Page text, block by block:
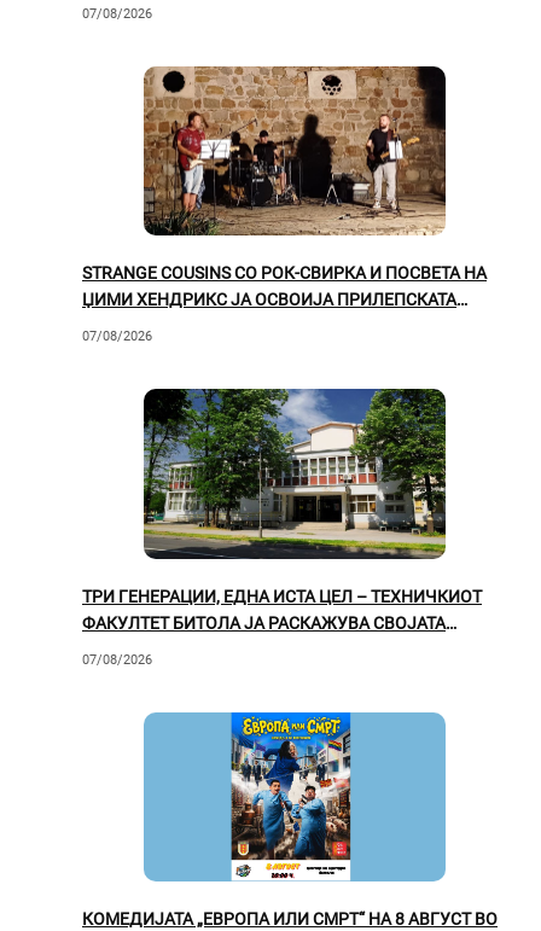
07/08/2026
STRANGE COUSINS СО РОК-СВИРКА И ПОСВЕТА НА
ЏИМИ ХЕНДРИКС ЈА ОСВОИЈА ПРИЛЕПСКАТА
ПУБЛИКА
07/08/2026
ТРИ ГЕНЕРАЦИИ, ЕДНА ИСТА ЦЕЛ – ТЕХНИЧКИОТ
ФАКУЛТЕТ БИТОЛА ЈА РАСКАЖУВА СВОЈАТА
07/08/2026
КОМЕДИЈАТА „ЕВРОПА ИЛИ СМРТ“ НА 8 АВГУСТ ВО